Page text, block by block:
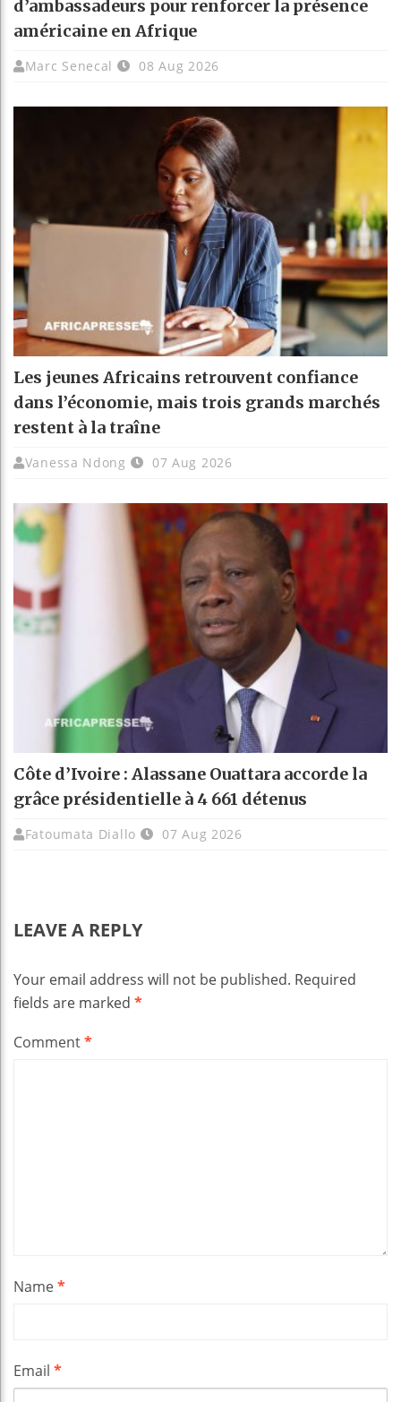
d’ambassadeurs pour renforcer la présence
américaine en Afrique
Marc Senecal 08 Aug 2026
Les jeunes Africains retrouvent confiance
dans l’économie, mais trois grands marchés
restent à la traîne
Vanessa Ndong 07 Aug 2026
Côte d’Ivoire : Alassane Ouattara accorde la
grâce présidentielle à 4 661 détenus
Fatoumata Diallo 07 Aug 2026
LEAVE A REPLY
Your email address will not be published. Required
fields are marked *
Comment*
Name*
Email *